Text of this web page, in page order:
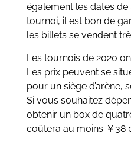
également les dates
tournoi, il est bon de
les billets se vendent
Les tournois de 2020
Les prix peuvent se
pour un siège d’arène,
Si vous souhaitez
obtenir un box de
coûtera au moins ￥38